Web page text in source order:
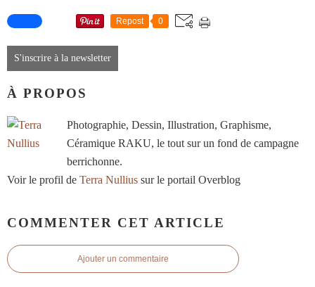
Repost 0
S'inscrire à la newsletter
À PROPOS
Photographie, Dessin, Illustration, Graphisme,
Céramique RAKU, le tout sur un fond de campagne
berrichonne.
Voir le profil de Terra Nullius sur le portail Overblog
COMMENTER CET ARTICLE
Ajouter un commentaire